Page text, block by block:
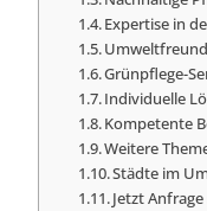
Expertise in
Grünpflege-
Individuelle
Kompetente
Weitere
Städte im
Jetzt